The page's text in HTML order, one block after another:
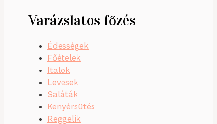
Varázslatos főzés
Édességek
Főételek
Italok
Levesek
Saláták
Kenyérsütés
Reggelik